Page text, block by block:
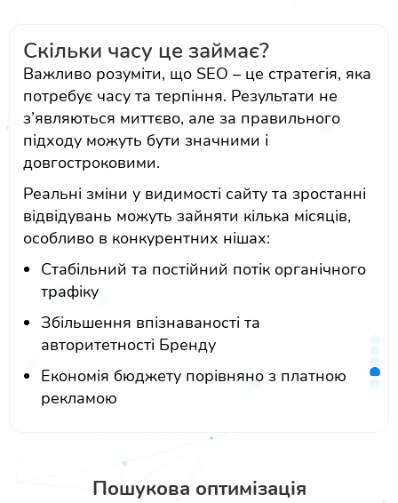
Скільки часу це займає?
Важливо розуміти, що SEO – це стратегія, яка
потребує часу та терпіння. Результати не
з’являються миттєво, але за правильного
підходу можуть бути значними і
довгостроковими.
Реальні зміни у видимості сайту та зростанні
відвідувань можуть зайняти кілька місяців,
особливо в конкурентних нішах:
Стабільний та постійний потік органічного
трафіку
Збільшення впізнаваності та
авторитетності Бренду
Економія бюджету порівняно з платною
рекламою
Пошукова оптимізація